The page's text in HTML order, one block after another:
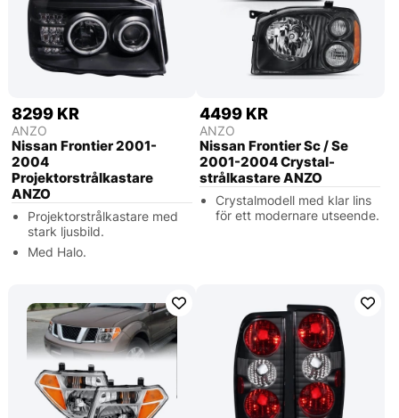
8299 KR
ANZO
Nissan Frontier 2001-
2004
Projektorstrålkastare
ANZO
Projektorstrålkastare med
stark ljusbild.
Med Halo.
4499 KR
ANZO
Nissan Frontier Sc / Se
2001-2004 Crystal-
strålkastare ANZO
Crystalmodell med klar lins
för ett modernare utseende.